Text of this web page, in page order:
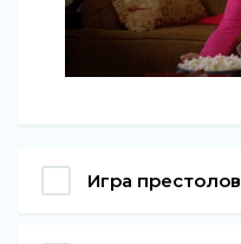
Игра престолов